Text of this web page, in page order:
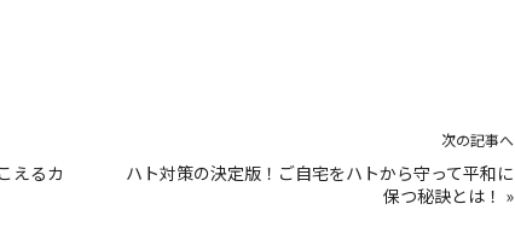
えるカ
次の記事へ
ハト対策の決定版！ご自宅をハトから守って平和に
保つ秘訣とは！ »